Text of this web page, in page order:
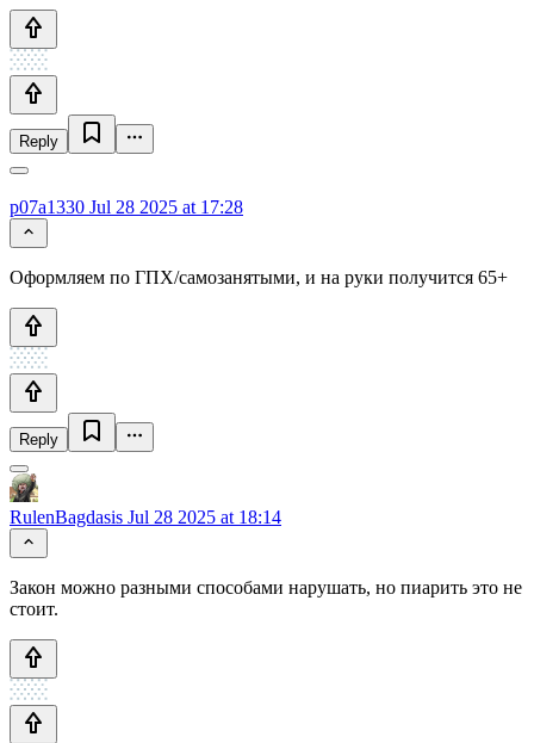
Reply
p07a1330 Jul 28 2025 at 17:28
Оформляем по ГПХ/самозанятыми, и на руки получится 65+
Reply
RulenBagdasis Jul 28 2025 at 18:14
Закон можно разными способами нарушать, но пиарить это не
стоит.